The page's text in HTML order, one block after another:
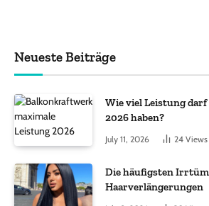
Neueste Beiträge
Wie viel Leistung
2026 haben?
July 11, 2026 24 Views
Die häufigsten
Haarverlängerungen